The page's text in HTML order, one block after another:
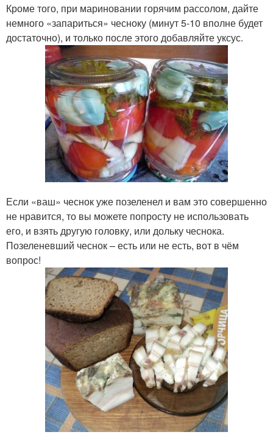
Кроме того, при мариновании горячим рассолом, дайте
немного «запариться» чесноку (минут 5-10 вполне будет
достаточно), и только после этого добавляйте уксус.
Если «ваш» чеснок уже позеленел и вам это совершенно
не нравится, то вы можете попросту не использовать
его, и взять другую головку, или дольку чеснока.
Позеленевший чеснок – есть или не есть, вот в чём
вопрос!